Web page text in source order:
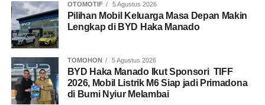
OTOMOTIF 5 Agustus 2026
Pilihan Mobil Keluarga Masa Depan Makin
Lengkap di BYD Haka Manado
TOMOHON 5 Agustus 2026
BYD Haka Manado Ikut Sponsori TIFF
2026, Mobil Listrik M6 Siap jadi Primadona
di Bumi Nyiur Melambai